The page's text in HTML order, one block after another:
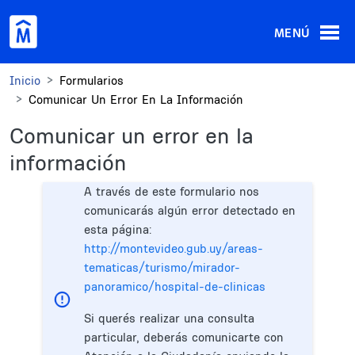
MENÚ
Inicio
Formularios
Comunicar Un Error En La Información
Comunicar un error en la
información
A través de este formulario nos
comunicarás algún error detectado en
esta página:
http://montevideo.gub.uy/areas-
tematicas/turismo/mirador-
panoramico/hospital-de-clinicas
Si querés realizar una consulta
particular, deberás comunicarte con